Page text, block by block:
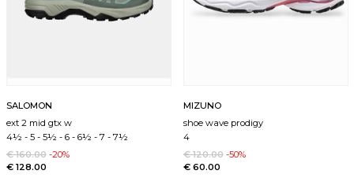
SALOMON
ext 2 mid gtx w
4½ -5 -5½ -6 -6½ -7 -7½
€ 160.00 -20%
€ 128.00
MIZUNO
shoe wave prodigy
4
€ 120.00 -50%
€ 60.00